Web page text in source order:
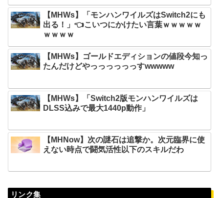
【MHWs】「モンハンワイルズはSwitch2にも
出る！」👈こいつにかけたい言葉ｗｗｗｗｗ
ｗｗｗｗ
【MHWs】ゴールドエディションの値段今知っ
たんだけどやっっっっっっすwwwww
【MHWs】「Switch2版モンハンワイルズは
DLSS込みで最大1440p動作」
【MHNow】次の謎石は追撃か。次元臨界に使
えない時点で闘気活性以下のスキルだわ
リンク集